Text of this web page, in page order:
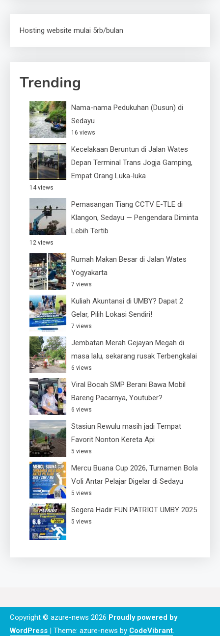
Hosting website mulai 5rb/bulan
Trending
Nama-nama Pedukuhan (Dusun) di
Sedayu
16 views
Kecelakaan Beruntun di Jalan Wates
Depan Terminal Trans Jogja Gamping,
Empat Orang Luka-luka
14 views
Pemasangan Tiang CCTV E-TLE di
Klangon, Sedayu — Pengendara Diminta
Lebih Tertib
12 views
Rumah Makan Besar di Jalan Wates
Yogyakarta
7 views
Kuliah Akuntansi di UMBY? Dapat 2
Gelar, Pilih Lokasi Sendiri!
7 views
Jembatan Merah Gejayan Megah di
masa lalu, sekarang rusak Terbengkalai
6 views
Viral Bocah SMP Berani Bawa Mobil
Bareng Pacarnya, Youtuber?
6 views
Stasiun Rewulu masih jadi Tempat
Favorit Nonton Kereta Api
5 views
Mercu Buana Cup 2026, Turnamen Bola
Voli Antar Pelajar Digelar di Sedayu
5 views
Segera Hadir FUN PATRIOT UMBY 2025
5 views
Copyright © azure-news 2026 Proudly powered by
WordPress | Theme: azure-news by CodeVibrant.